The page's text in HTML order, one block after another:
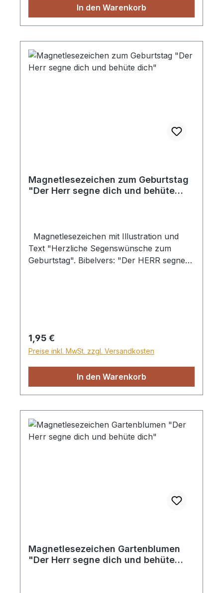
In den Warenkorb
Magnetlesezeichen zum Geburtstag
"Der Herr segne dich und behüte
Magnetlesezeichen mit Illustration und
Text "Herzliche Segenswünsche zum
Geburtstag". Bibelvers: "Der HERR segne
Regulärer Preis:
1,95 €
Preise inkl. MwSt. zzgl. Versandkosten
In den Warenkorb
Magnetlesezeichen Gartenblumen
"Der Herr segne dich und behüte